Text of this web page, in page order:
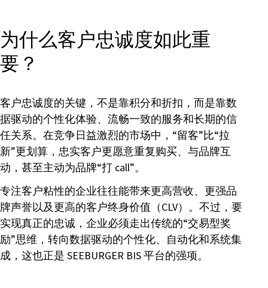
为什么客户忠诚度如此重
要？
客户忠诚度的关键，不是靠积分和折扣，而是靠数
据驱动的个性化体验、流畅一致的服务和长期的信
任关系。在竞争日益激烈的市场中，“留客”比“拉
新”更划算，忠实客户更愿意重复购买、与品牌互
动，甚至主动为品牌“打 call”。
专注客户粘性的企业往往能带来更高营收、更强品
牌声誉以及更高的客户终身价值（CLV）。不过，要
实现真正的忠诚，企业必须走出传统的“交易型奖
励”思维，转向数据驱动的个性化、自动化和系统集
成，这也正是 SEEBURGER BIS 平台的强项。